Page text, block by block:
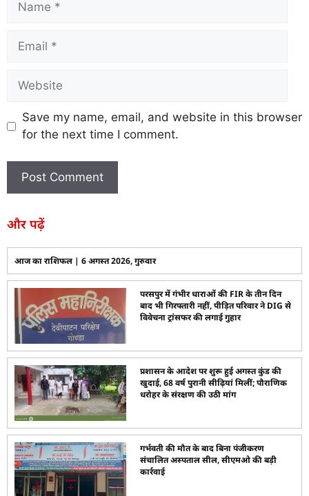
Save my name, email, and website in this browser
for the next time I comment.
और पढ़ें
आज का राशिफल | 6 अगस्त 2026, गुरुवार
परसपुर में गंभीर धाराओं की FIR के तीन दिन
बाद भी गिरफ्तारी नहीं, पीड़ित परिवार ने DIG से
विवेचना ट्रांसफर की लगाई गुहार
प्रशासन के आदेश पर शुरू हुई अगस्त कुंड की
खुदाई, 68 वर्ष पुरानी सीढ़ियां मिलीं; पौराणिक
धरोहर के संरक्षण की उठी मांग
गर्भवती की मौत के बाद बिना पंजीकरण
संचालित अस्पताल सील, सीएमओ की बड़ी
कार्रवाई